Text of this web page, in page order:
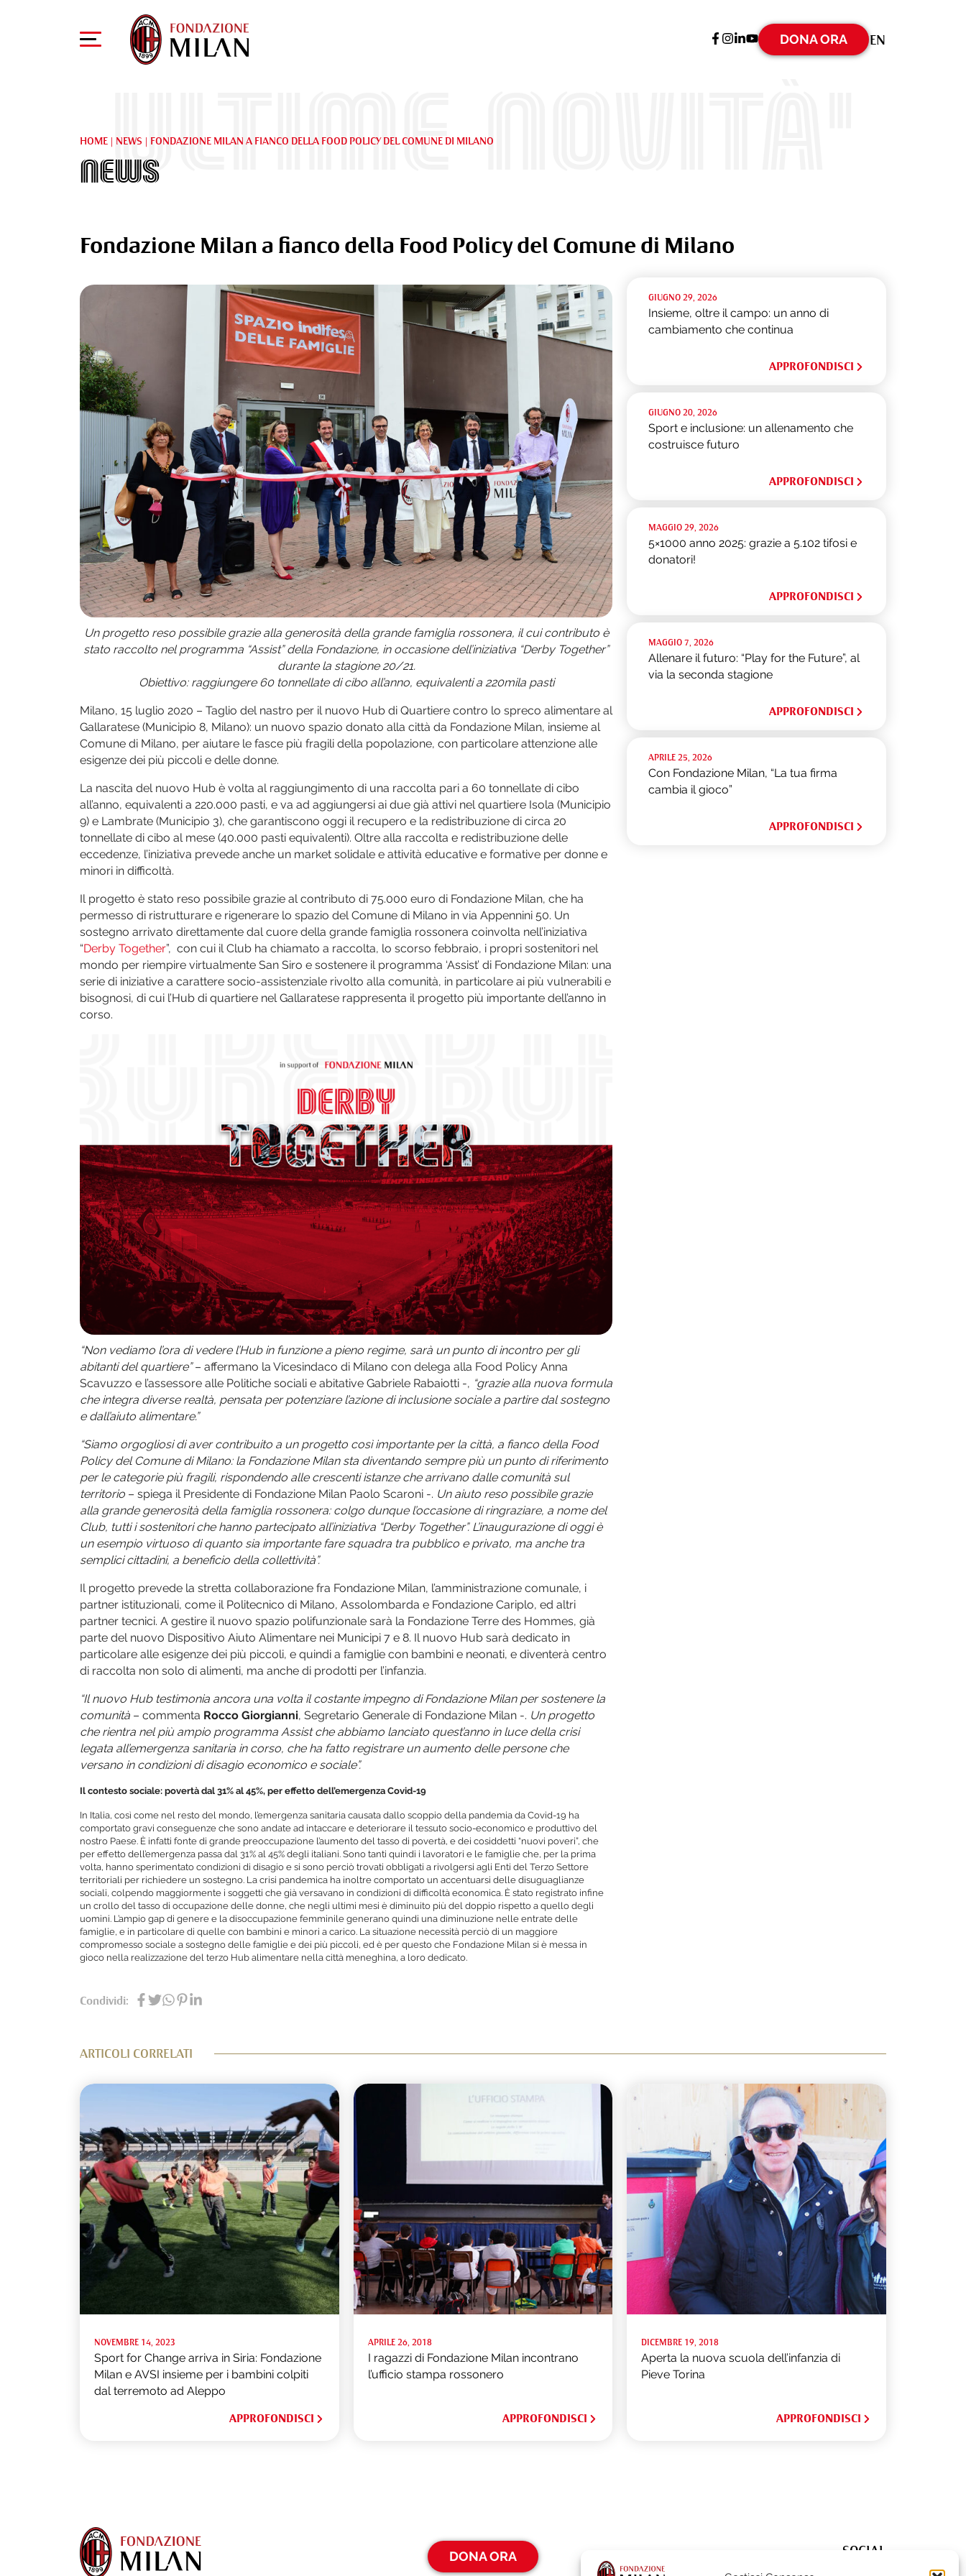
DONA ORA EN
Ultime Novità'
HOME | NEWS | FONDAZIONE MILAN A FIANCO DELLA FOOD POLICY DEL COMUNE DI MILANO
News
Fondazione Milan a fianco della Food Policy del Comune di Milano
Un progetto reso possibile grazie alla generosità della grande famiglia rossonera, il cui contributo è
stato raccolto nel programma “Assist” della Fondazione, in occasione dell’iniziativa “Derby Together”
durante la stagione 20/21.
Obiettivo: raggiungere 60 tonnellate di cibo all’anno, equivalenti a 220mila pasti
Milano, 15 luglio 2020 – Taglio del nastro per il nuovo Hub di Quartiere contro lo spreco alimentare al
Gallaratese (Municipio 8, Milano): un nuovo spazio donato alla città da Fondazione Milan, insieme al
Comune di Milano, per aiutare le fasce più fragili della popolazione, con particolare attenzione alle
esigenze dei più piccoli e delle donne.
La nascita del nuovo Hub è volta al raggiungimento di una raccolta pari a 60 tonnellate di cibo
all’anno, equivalenti a 220.000 pasti, e va ad aggiungersi ai due già attivi nel quartiere Isola (Municipio
9) e Lambrate (Municipio 3), che garantiscono oggi il recupero e la redistribuzione di circa 20
tonnellate di cibo al mese (40.000 pasti equivalenti). Oltre alla raccolta e redistribuzione delle
eccedenze, l’iniziativa prevede anche un market solidale e attività educative e formative per donne e
minori in difficoltà.
Il progetto è stato reso possibile grazie al contributo di 75.000 euro di Fondazione Milan, che ha
permesso di ristrutturare e rigenerare lo spazio del Comune di Milano in via Appennini 50. Un
sostegno arrivato direttamente dal cuore della grande famiglia rossonera coinvolta nell’iniziativa
“Derby Together”, con cui il Club ha chiamato a raccolta, lo scorso febbraio, i propri sostenitori nel
mondo per riempire virtualmente San Siro e sostenere il programma ‘Assist’ di Fondazione Milan: una
serie di iniziative a carattere socio-assistenziale rivolto alla comunità, in particolare ai più vulnerabili e
bisognosi, di cui l’Hub di quartiere nel Gallaratese rappresenta il progetto più importante dell’anno in
corso.
“Non vediamo l’ora di vedere l’Hub in funzione a pieno regime, sarà un punto di incontro per gli
abitanti del quartiere”– affermano la Vicesindaco di Milano con delega alla Food Policy Anna
Scavuzzo e l’assessore alle Politiche sociali e abitative Gabriele Rabaiotti -, “grazie alla nuova formula
che integra diverse realtà, pensata per potenziare l’azione di inclusione sociale a partire dal sostegno
e dall’aiuto alimentare.”
“Siamo orgogliosi di aver contribuito a un progetto così importante per la città, a fianco della Food
Policy del Comune di Milano: la Fondazione Milan sta diventando sempre più un punto di riferimento
per le categorie più fragili, rispondendo alle crescenti istanze che arrivano dalle comunità sul
territorio – spiega il Presidente di Fondazione Milan Paolo Scaroni -. Un aiuto reso possibile grazie
alla grande generosità della famiglia rossonera: colgo dunque l’occasione di ringraziare, a nome del
Club, tutti i sostenitori che hanno partecipato all’iniziativa “Derby Together”. L’inaugurazione di oggi è
un esempio virtuoso di quanto sia importante fare squadra tra pubblico e privato, ma anche tra
semplici cittadini, a beneficio della collettività”.
Il progetto prevede la stretta collaborazione fra Fondazione Milan, l’amministrazione comunale, i
partner istituzionali, come il Politecnico di Milano, Assolombarda e Fondazione Cariplo, ed altri
partner tecnici. A gestire il nuovo spazio polifunzionale sarà la Fondazione Terre des Hommes, già
parte del nuovo Dispositivo Aiuto Alimentare nei Municipi 7 e 8. Il nuovo Hub sarà dedicato in
particolare alle esigenze dei più piccoli, e quindi a famiglie con bambini e neonati, e diventerà centro
di raccolta non solo di alimenti, ma anche di prodotti per l’infanzia.
“Il nuovo Hub testimonia ancora una volta il costante impegno di Fondazione Milan per sostenere la
comunità – commenta Rocco Giorgianni, Segretario Generale di Fondazione Milan -. Un progetto
che rientra nel più ampio programma Assist che abbiamo lanciato quest’anno in luce della crisi
legata all’emergenza sanitaria in corso, che ha fatto registrare un aumento delle persone che
versano in condizioni di disagio economico e sociale”.
Il contesto sociale: povertà dal 31% al 45%, per effetto dell’emergenza Covid-19
In Italia, così come nel resto del mondo, l’emergenza sanitaria causata dallo scoppio della pandemia da Covid-19 ha
comportato gravi conseguenze che sono andate ad intaccare e deteriorare il tessuto socio-economico e produttivo del
nostro Paese. È infatti fonte di grande preoccupazione l’aumento del tasso di povertà, e dei cosiddetti “nuovi poveri”, che
per effetto dell’emergenza passa dal 31% al 45% degli italiani. Sono tanti quindi i lavoratori e le famiglie che, per la prima
volta, hanno sperimentato condizioni di disagio e si sono perciò trovati obbligati a rivolgersi agli Enti del Terzo Settore
territoriali per richiedere un sostegno. La crisi pandemica ha inoltre comportato un accentuarsi delle disuguaglianze
sociali, colpendo maggiormente i soggetti che già versavano in condizioni di difficoltà economica. È stato registrato infine
un crollo del tasso di occupazione delle donne, che negli ultimi mesi è diminuito più del doppio rispetto a quello degli
uomini. L’ampio gap di genere e la disoccupazione femminile generano quindi una diminuzione nelle entrate delle
famiglie, e in particolare di quelle con bambini e minori a carico. La situazione necessità perciò di un maggiore
compromesso sociale a sostegno delle famiglie e dei più piccoli, ed è per questo che Fondazione Milan si è messa in
gioco nella realizzazione del terzo Hub alimentare nella città meneghina, a loro dedicato.
Condividi:
GIUGNO 29, 2026
Insieme, oltre il campo: un anno di
cambiamento che continua
APPROFONDISCI
GIUGNO 20, 2026
Sport e inclusione: un allenamento che
costruisce futuro
APPROFONDISCI
MAGGIO 29, 2026
5×1000 anno 2025: grazie a 5.102 tifosi e
donatori!
APPROFONDISCI
MAGGIO 7, 2026
Allenare il futuro: “Play for the Future”, al
via la seconda stagione
APPROFONDISCI
APRILE 25, 2026
Con Fondazione Milan, “La tua firma
cambia il gioco”
APPROFONDISCI
ARTICOLI CORRELATI
NOVEMBRE 14, 2023
Sport for Change arriva in Siria: Fondazione
Milan e AVSI insieme per i bambini colpiti
dal terremoto ad Aleppo
APPROFONDISCI
APRILE 26, 2018
I ragazzi di Fondazione Milan incontrano
l’ufficio stampa rossonero
APPROFONDISCI
DICEMBRE 19, 2018
Aperta la nuova scuola dell’infanzia di
Pieve Torina
APPROFONDISCI
DONA ORA SOCIAL